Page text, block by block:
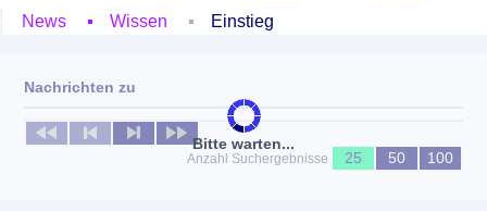
News
Wissen Einstieg
Bitte warten...
Nachrichten zu
Keine News verfügbar
Anzahl Suchergebnisse
25 50 100